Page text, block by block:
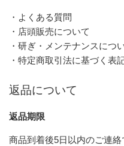
・よくある質問
・店頭販売について
・研ぎ・メンテナンスにつ
・特定商取引法に基づく表
返品について
返品期限
商品到着後5日以内のご連